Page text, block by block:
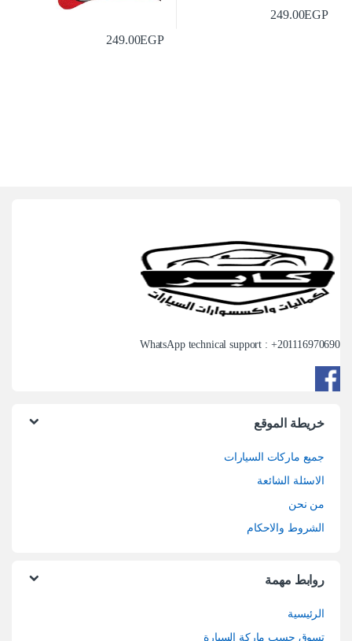
249.00EGP
249.00EGP
WhatsApp technical support : +201116970690
خريطة الموقع
جميع ماركات السيارات
الاسئلة الشائعة
من نحن
الشروط والاحكام
روابط مهمة
الرئيسية
تسوق حسب ماركة السيارة